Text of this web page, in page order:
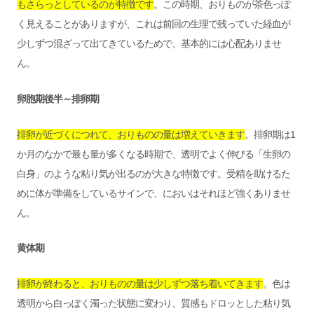
もさらっとしているのが特徴です。この時期、おりものが茶色っぽ
く見えることがありますが、これは前回の生理で残っていた経血が
少しずつ混ざって出てきているためで、基本的には心配ありませ
ん。
卵胞期後半～排卵期
排卵が近づくにつれて、おりものの量は増えていきます。排卵期は1
か月のなかで最も量が多くなる時期で、透明でよく伸びる「生卵の
白身」のような粘り気が出るのが大きな特徴です。受精を助けるた
めに体が準備をしているサインで、においはそれほど強くありませ
ん。
黄体期
排卵が終わると、おりものの量は少しずつ落ち着いてきます。色は
透明から白っぽく濁った状態に変わり、質感もドロッとした粘り気